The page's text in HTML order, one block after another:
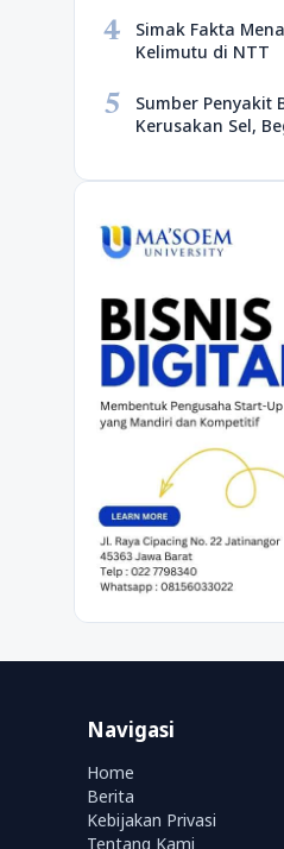
4
Simak Fakta
Kelimutu di NTT
5
Sumber Penyakit
Kerusakan Sel,
Navigasi
Home
Berita
Kebijakan Privasi
Tentang Kami